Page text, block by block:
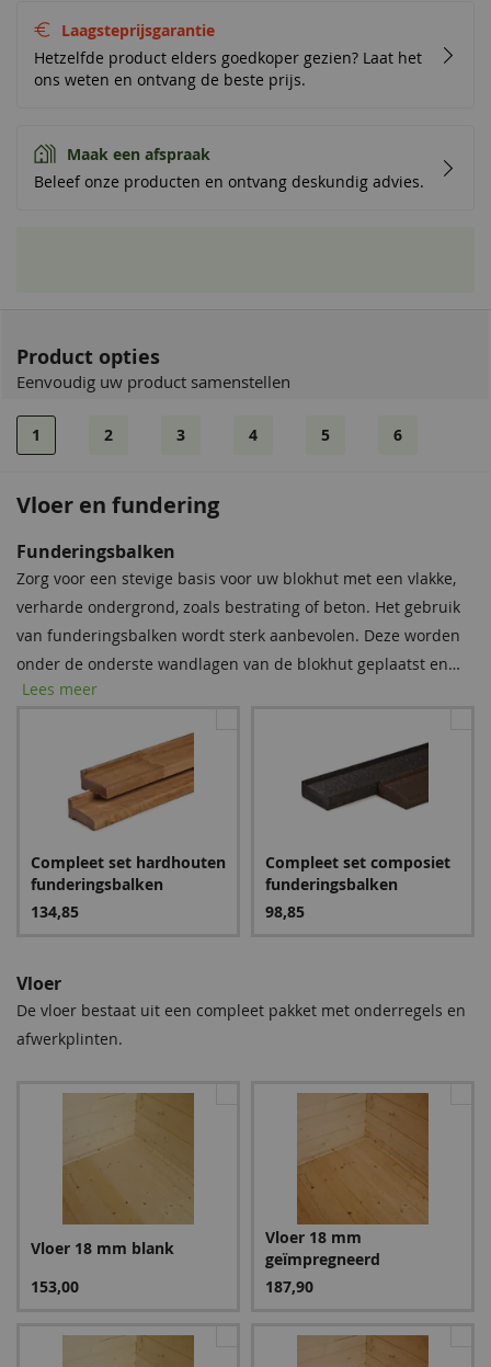
Laagsteprijsgarantie
Hetzelfde product elders goedkoper gezien? Laat het
ons weten en ontvang de beste prijs.
Maak een afspraak
Beleef onze producten en ontvang deskundig advies.
Product opties
Eenvoudig uw product samenstellen
1 2 3 4 5 6
Vloer en fundering
Onze spijkerset bevat zowel spijkers als asfaltnagels voor het
monteren van dakplanken en dakbedekking. Voor modellen
groter dan 5 × 5 m raden we aan twee sets aan te schaffen
voor optimale stabiliteit.
24,95
9,60
Tegen meerprijs kunt u bij dit product dakshingles bestellen.
Deze bitumen dakbedekking is uitermate geschikt voor het
waterdicht afwerken van uw (hellende) dak, om zo de
levensduur van uw tuinverblijf te verlengen.
95,85
95,85
95,85
Blauw
Funderingsbalken
Zorg voor een stevige basis voor uw blokhut met een vlakke,
verharde ondergrond, zoals bestrating of beton. Het gebruik
van funderingsbalken wordt sterk aanbevolen. Deze worden
onder de onderste wandlagen van de blokhut geplaatst en
bieden essentiële bescherming tegen regenwater, vocht en
levensduur van uw blokhut aanzienlijk.
Lees meer
Compleet set hardhouten
funderingsbalken
134,85
Compleet set composiet
funderingsbalken
98,85
Vloer
De vloer bestaat uit een compleet pakket met onderregels en
afwerkplinten.
Vloer 18 mm blank
153,00
Vloer 18 mm
geïmpregneerd
187,90